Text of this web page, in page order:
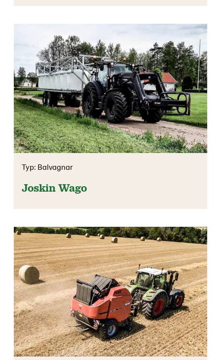
Typ: Balvagnar
Joskin Wago